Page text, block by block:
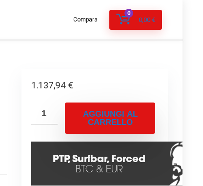
Compara
0
0,00 €
1.137,94 €
AGGIUNGI AL
CARRELLO